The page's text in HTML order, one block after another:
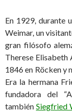
En 1929, durante
Weimar, un
gran filósofo
Therese
1846 en Röcken y
Era la hermana
fundadora del
también Siegfried